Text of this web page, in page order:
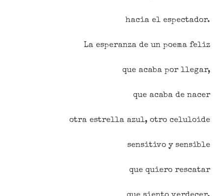
hacia el espectador.
La esperanza de un poema feliz
que acaba por llegar,
que acaba de nacer
otra estrella azul, otro celuloide
sensitivo y sensible
que quiero rescatar